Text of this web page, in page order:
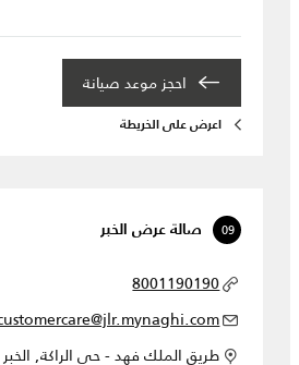
احجز موعد صيانة‎
اعرض على الخريطة
09 صالة عرض الخبر
8001190190
طريق الملك فهد - حي الراكة, الخبر